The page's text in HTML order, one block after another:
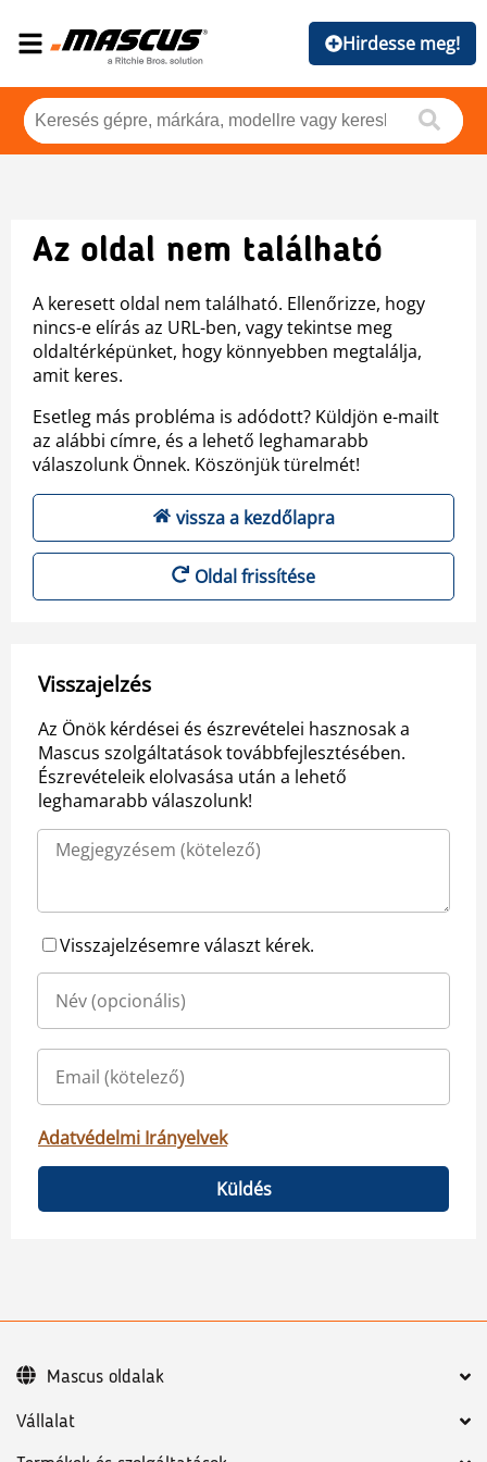
Hirdesse meg!
Az oldal nem található
A keresett oldal nem található. Ellenőrizze, hogy
nincs-e elírás az URL-ben, vagy tekintse meg
oldaltérképünket, hogy könnyebben megtalálja,
amit keres.
Esetleg más probléma is adódott? Küldjön e-mailt
az alábbi címre, és a lehető leghamarabb
válaszolunk Önnek. Köszönjük türelmét!
vissza a kezdőlapra
Oldal frissítése
Visszajelzés
Az Önök kérdései és észrevételei hasznosak a
Mascus szolgáltatások továbbfejlesztésében.
Észrevételeik elolvasása után a lehető
leghamarabb válaszolunk!
Visszajelzésemre választ kérek.
Adatvédelmi Irányelvek
Küldés
Vállalat
Mascus oldalak